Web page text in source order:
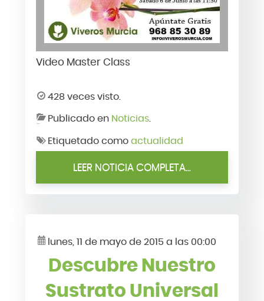
Video Master Class
428 veces visto.
Publicado en Noticias.
Etiquetado como actualidad
LEER NOTICIA COMPLETA...
lunes, 11 de mayo de 2015 a las 00:00
Descubre Nuestro
Sustrato Universal